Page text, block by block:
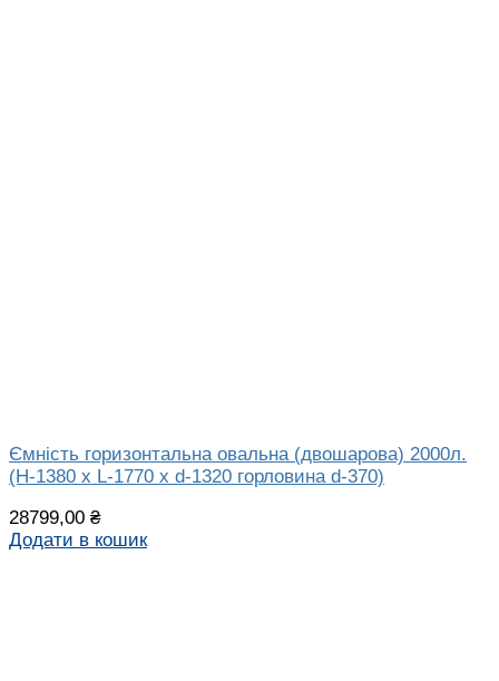
Ємність горизонтальна овальна (двошарова) 2000л.
(H-1380 х L-1770 х d-1320 горловина d-370)
28799,00 ₴
Додати в кошик